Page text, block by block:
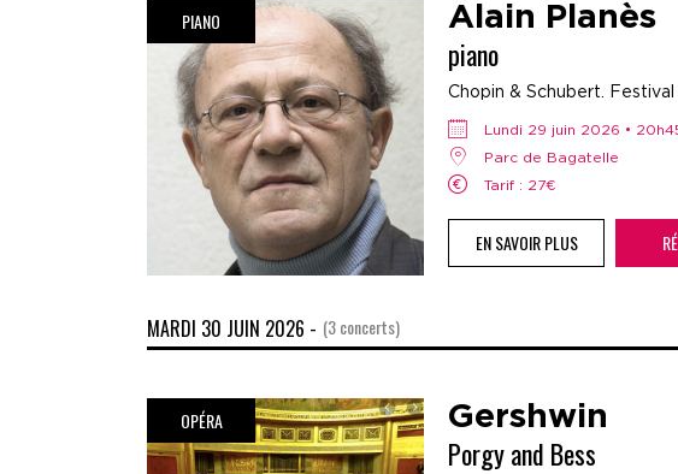
PIANO Alain Planès
piano
Chopin & Schubert. Festival
lundi 29 juin 2026 •
Parc de Bagatelle
Tarif : 27€
EN SAVOIR PLUS
MARDI 30 JUIN 2026 - (3 concerts)
OPÉRA Gershwin
Porgy and Bess